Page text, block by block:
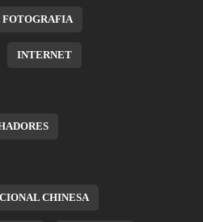
FOTOGRAFIA
INTERNET
CHINESA